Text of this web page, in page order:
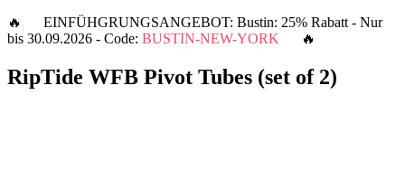
🔥 EINFÜHGRUNGSANGEBOT: Bustin: 25% Rabatt - Nur
bis 30.09.2026 - Code: BUSTIN-NEW-YORK 🔥
RipTide WFB Pivot Tubes (set of 2)